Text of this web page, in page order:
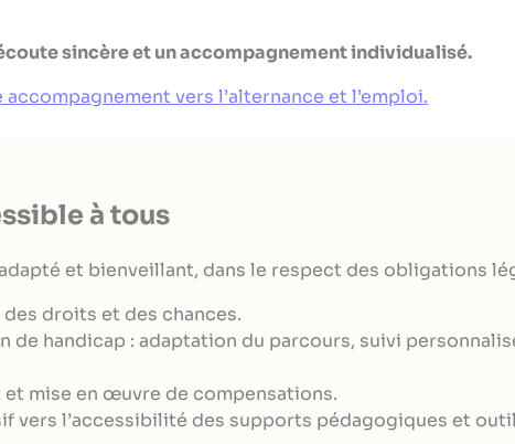
performance et du management
Bachelor Conseiller clientèle en
Mastère Manager Commercial et
Marketing
sincère et un accompagnement individualisé.
vers l’alternance et l’emploi.
à tous
et bienveillant, dans le respect des obligations
droits et des chances.
de handicap : adaptation du parcours, suivi
mise en œuvre de compensations.
vers l’accessibilité des supports pédagogiques et